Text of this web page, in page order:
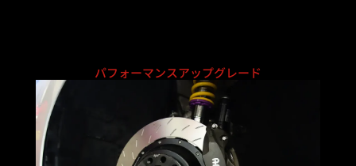
パフォーマンスアップグレード